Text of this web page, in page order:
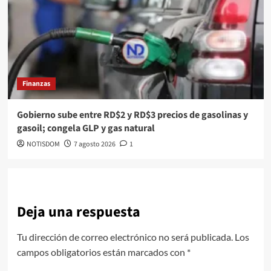
Finanzas
Gobierno sube entre RD$2 y RD$3 precios de gasolinas y
gasoil; congela GLP y gas natural
NOTISDOM 7 agosto 2026 1
Deja una respuesta
Tu dirección de correo electrónico no será publicada. Los
campos obligatorios están marcados con *